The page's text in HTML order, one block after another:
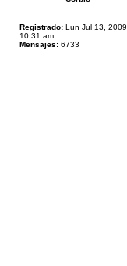
Registrado: Lun Jul 13, 2009
10:31 am
Mensajes: 6733